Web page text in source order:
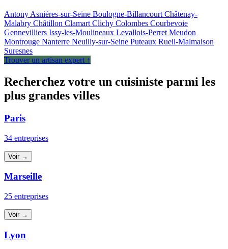
Antony Asnières-sur-Seine Boulogne-Billancourt Châtenay-
Malabry Châtillon Clamart Clichy Colombes Courbevoie
Gennevilliers Issy-les-Moulineaux Levallois-Perret Meudon
Montrouge Nanterre Neuilly-sur-Seine Puteaux Rueil-Malmaison
Suresnes
Trouver un artisan expert ↑
Recherchez votre un cuisiniste parmi les
plus grandes villes
Paris
34 entreprises
Voir →
Marseille
25 entreprises
Voir →
Lyon